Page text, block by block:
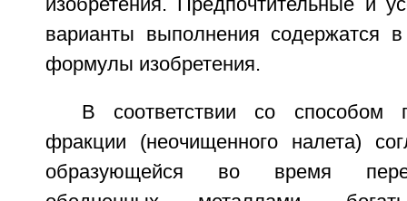
варианты выполнения содержатся
формулы изобретения.
В соответствии со способом
фракции (неочищенного налета)
образующейся во время